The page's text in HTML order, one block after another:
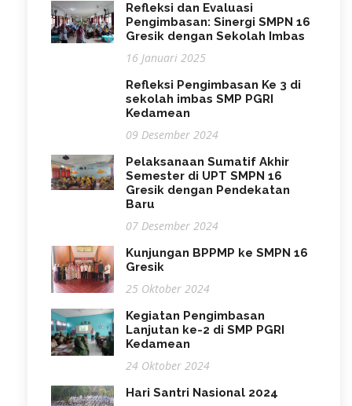
Refleksi dan Evaluasi
Pengimbasan: Sinergi SMPN 16
Gresik dengan Sekolah Imbas
16 Januari 2025
Refleksi Pengimbasan Ke 3 di
sekolah imbas SMP PGRI
Kedamean
09 Desember 2024
Pelaksanaan Sumatif Akhir
Semester di UPT SMPN 16
Gresik dengan Pendekatan
Baru
07 Desember 2024
Kunjungan BPPMP ke SMPN 16
Gresik
25 Oktober 2024
Kegiatan Pengimbasan
Lanjutan ke-2 di SMP PGRI
Kedamean
24 Oktober 2024
Hari Santri Nasional 2024